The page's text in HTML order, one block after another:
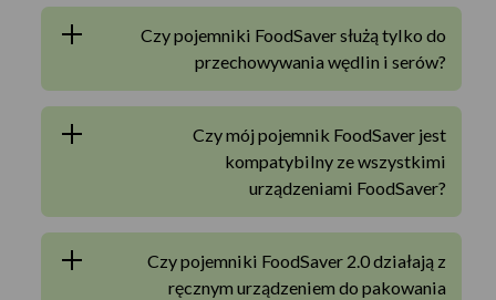
Czy pojemniki FoodSaver służą tylko do
przechowywania wędlin i serów?
Czy mój pojemnik FoodSaver jest
kompatybilny ze wszystkimi
urządzeniami FoodSaver?
Czy pojemniki FoodSaver 2.0 działają z
ręcznym urządzeniem do pakowania